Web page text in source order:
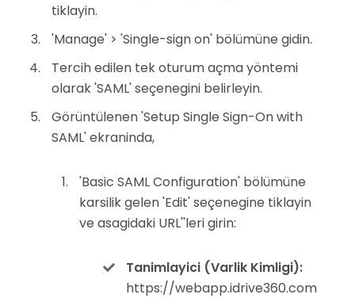
tiklayin.
'Manage' > 'Single-sign on' bölümüne gidin.
Tercih edilen tek oturum açma yöntemi
olarak 'SAML' seçenegini belirleyin.
Görüntülenen 'Setup Single Sign-On with
SAML' ekraninda,
'Basic SAML Configuration' bölümüne
karsilik gelen 'Edit' seçenegine tiklayin
ve asagidaki URL''leri girin:
Tanimlayici (Varlik Kimligi):
https://webapp.idrive360.com